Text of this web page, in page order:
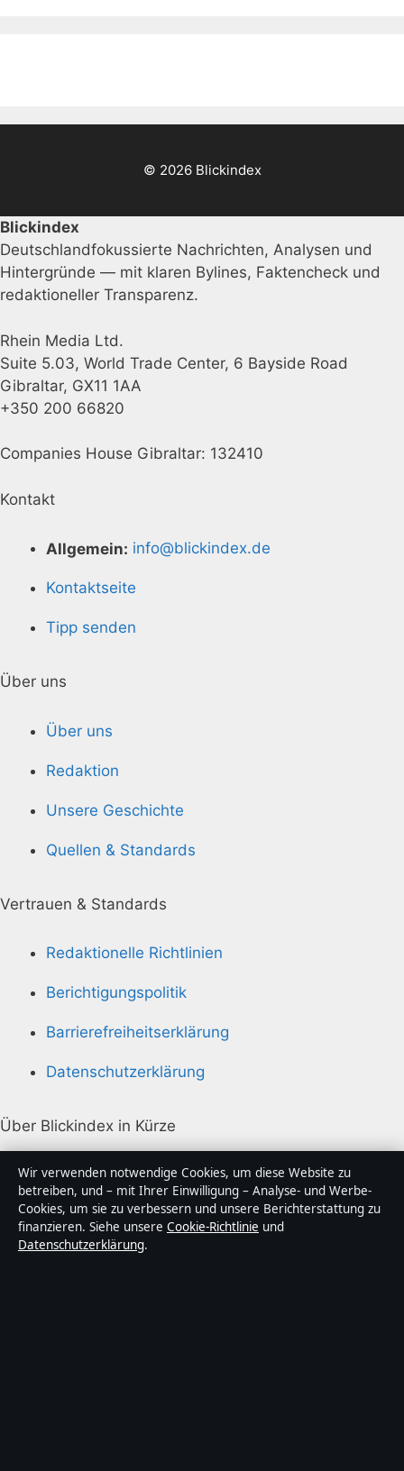
© 2026 Blickindex
Blickindex
Deutschlandfokussierte Nachrichten, Analysen und
Hintergründe — mit klaren Bylines, Faktencheck und
redaktioneller Transparenz.
Rhein Media Ltd.
Suite 5.03, World Trade Center, 6 Bayside Road
Gibraltar, GX11 1AA
+350 200 66820
Companies House Gibraltar: 132410
Kontakt
Allgemein: info@blickindex.de
Kontaktseite
Tipp senden
Über uns
Über uns
Redaktion
Unsere Geschichte
Quellen & Standards
Vertrauen & Standards
Redaktionelle Richtlinien
Berichtigungspolitik
Barrierefreiheitserklärung
Datenschutzerklärung
Über Blickindex in Kürze
Blickindex ist ein unabhängiger digitaler
Nachrichtenanbieter mit Fokus auf Politik, Wirtschaft,
Technik und Gesellschaft in Deutschland. Jeder Artikel
trägt eine Byline, wird von einem Redakteur geprüft
und vor der Veröffentlichung faktengecheckt.
Wir verwenden notwendige Cookies, um diese Website zu
betreiben, und – mit Ihrer Einwilligung – Analyse- und Werbe-
Cookies, um sie zu verbessern und unsere Berichterstattung zu
finanzieren. Siehe unsere Cookie-Richtlinie und
Datenschutzerklärung.